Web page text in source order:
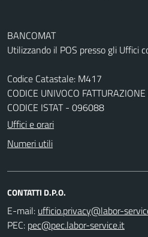
BANCOMAT
Utilizzando il POS presso gli Uffici
Codice Catastale: M417
CODICE UNIVOCO
CODICE ISTAT - 096088
Uffici e orari
Numeri utili
CONTATTI D.P.O.
E-mail:
PEC: